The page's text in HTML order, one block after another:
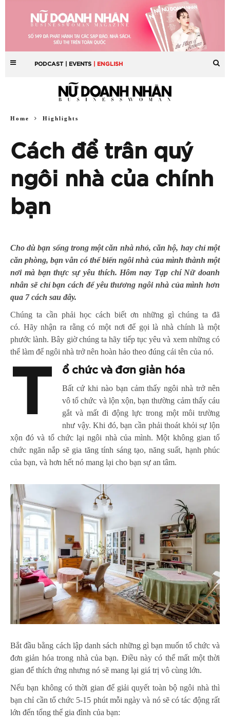
PODCAST | EVENTS | ENGLISH
Home Highlights
Cách để trân quý
ngôi nhà của chính
bạn
Cho dù bạn sống trong một căn nhà nhỏ, căn hộ, hay chỉ một
căn phòng, bạn vẫn có thể biến ngôi nhà của mình thành một
nơi mà bạn thực sự yêu thích. Hôm nay Tạp chí Nữ doanh
nhân sẽ chỉ bạn cách để yêu thương ngôi nhà của mình hơn
qua 7 cách sau đây.
Chúng ta cần phải học cách biết ơn những gì chúng ta đã
có. Hãy nhận ra rằng có một nơi để gọi là nhà chính là một
phước lành. Bây giờ chúng ta hãy tiếp tục yêu và xem những có
thể làm để ngôi nhà trở nên hoàn hảo theo đúng cái tên của nó.
T ổ chức và đơn giản hóa
Bất cứ khi nào bạn cảm thấy ngôi nhà trở nên
vô tổ chức và lộn xộn, bạn thường cảm thấy cáu
gắt và mất đi động lực trong một môi trường
như vậy. Khi đó, bạn cần phải thoát khỏi sự lộn
xộn đó và tổ chức lại ngôi nhà của mình. Một không gian tổ
chức ngăn nắp sẽ gia tăng tính sáng tạo, năng suất, hạnh phúc
của bạn, và hơn hết nó mang lại cho bạn sự an tâm.
Bắt đầu bằng cách lập danh sách những gì bạn muốn tổ chức và
đơn giản hóa trong nhà của bạn. Điều này có thể mất một thời
gian để thích ứng nhưng nó sẽ mang lại giá trị vô cùng lớn.
Nếu bạn không có thời gian để giải quyết toàn bộ ngôi nhà thì
bạn chỉ cần tổ chức 5-15 phút mỗi ngày và nó sẽ có tác động rất
lớn đến tổng thể gia đình của bạn: